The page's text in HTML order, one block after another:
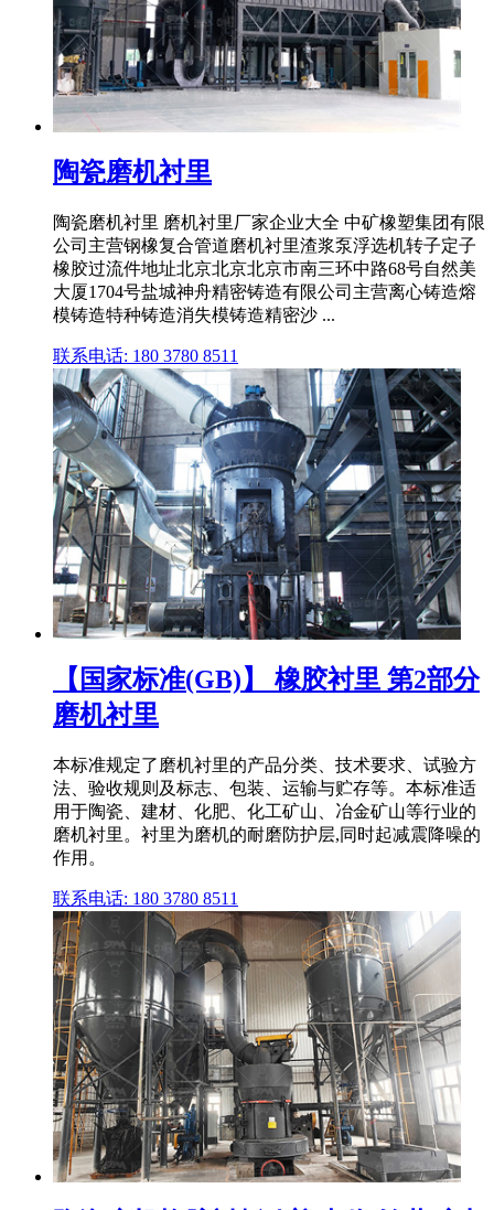
陶瓷磨机衬里
陶瓷磨机衬里 磨机衬里厂家企业大全 中矿橡塑集团有限
公司主营钢橡复合管道磨机衬里渣浆泵浮选机转子定子
橡胶过流件地址北京北京北京市南三环中路68号自然美
大厦1704号盐城神舟精密铸造有限公司主营离心铸造熔
模铸造特种铸造消失模铸造精密沙 ...
联系电话: 180 3780 8511
【国家标准(GB)】 橡胶衬里 第2部分
磨机衬里
本标准规定了磨机衬里的产品分类、技术要求、试验方
法、验收规则及标志、包装、运输与贮存等。本标准适
用于陶瓷、建材、化肥、化工矿山、冶金矿山等行业的
磨机衬里。衬里为磨机的耐磨防护层,同时起减震降噪的
作用。
联系电话: 180 3780 8511